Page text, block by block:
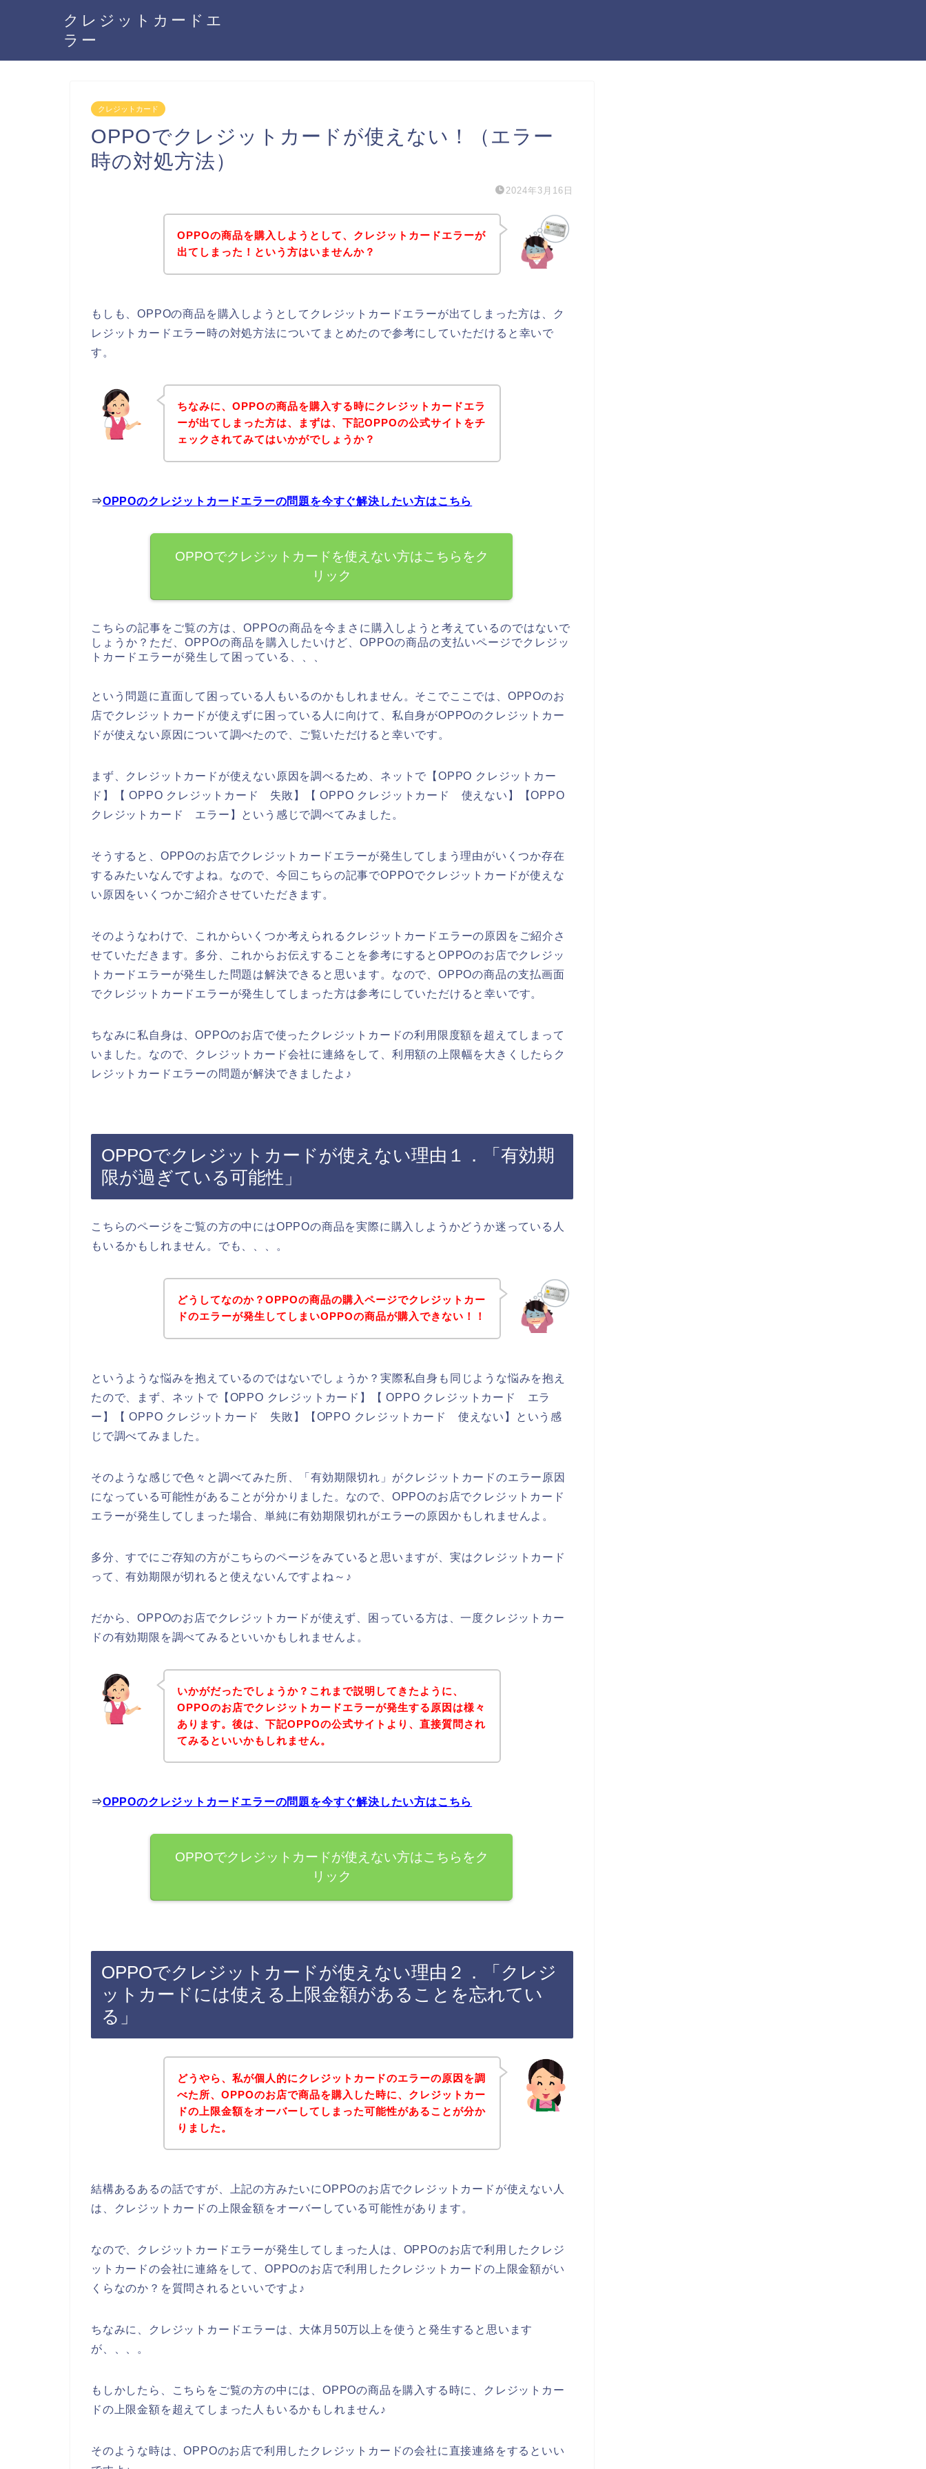
クレジットカードエ
ラー
クレジットカード
OPPOでクレジットカードが使えない！（エラー
時の対処方法）
2024年3月16日
OPPOの商品を購入しようとして、クレジットカードエラーが
出てしまった！という方はいませんか？
もしも、OPPOの商品を購入しようとしてクレジットカードエラーが出てしまった方は、ク
レジットカードエラー時の対処方法についてまとめたので参考にしていただけると幸いで
す。
ちなみに、OPPOの商品を購入する時にクレジットカードエラ
ーが出てしまった方は、まずは、下記OPPOの公式サイトをチ
ェックされてみてはいかがでしょうか？
⇒OPPOのクレジットカードエラーの問題を今すぐ解決したい方はこちら
OPPOでクレジットカードを使えない方はこちらをク
リック
こちらの記事をご覧の方は、OPPOの商品を今まさに購入しようと考えているのではないで
しょうか？ただ、OPPOの商品を購入したいけど、OPPOの商品の支払いページでクレジッ
トカードエラーが発生して困っている、、、
という問題に直面して困っている人もいるのかもしれません。そこでここでは、OPPOのお
店でクレジットカードが使えずに困っている人に向けて、私自身がOPPOのクレジットカー
ドが使えない原因について調べたので、ご覧いただけると幸いです。
まず、クレジットカードが使えない原因を調べるため、ネットで【OPPO クレジットカー
ド】【 OPPO クレジットカード 失敗】【 OPPO クレジットカード 使えない】【OPPO
クレジットカード エラー】という感じで調べてみました。
そうすると、OPPOのお店でクレジットカードエラーが発生してしまう理由がいくつか存在
するみたいなんですよね。なので、今回こちらの記事でOPPOでクレジットカードが使えな
い原因をいくつかご紹介させていただきます。
そのようなわけで、これからいくつか考えられるクレジットカードエラーの原因をご紹介さ
せていただきます。多分、これからお伝えすることを参考にするとOPPOのお店でクレジッ
トカードエラーが発生した問題は解決できると思います。なので、OPPOの商品の支払画面
でクレジットカードエラーが発生してしまった方は参考にしていただけると幸いです。
ちなみに私自身は、OPPOのお店で使ったクレジットカードの利用限度額を超えてしまって
いました。なので、クレジットカード会社に連絡をして、利用額の上限幅を大きくしたらク
レジットカードエラーの問題が解決できましたよ♪
OPPOでクレジットカードが使えない理由１．「有効期
限が過ぎている可能性」
こちらのページをご覧の方の中にはOPPOの商品を実際に購入しようかどうか迷っている人
もいるかもしれません。でも、、、。
どうしてなのか？OPPOの商品の購入ページでクレジットカー
ドのエラーが発生してしまいOPPOの商品が購入できない！！
というような悩みを抱えているのではないでしょうか？実際私自身も同じような悩みを抱え
たので、まず、ネットで【OPPO クレジットカード】【 OPPO クレジットカード エラ
ー】【 OPPO クレジットカード 失敗】【OPPO クレジットカード 使えない】という感
じで調べてみました。
そのような感じで色々と調べてみた所、「有効期限切れ」がクレジットカードのエラー原因
になっている可能性があることが分かりました。なので、OPPOのお店でクレジットカード
エラーが発生してしまった場合、単純に有効期限切れがエラーの原因かもしれませんよ。
多分、すでにご存知の方がこちらのページをみていると思いますが、実はクレジットカード
って、有効期限が切れると使えないんですよね～♪
だから、OPPOのお店でクレジットカードが使えず、困っている方は、一度クレジットカー
ドの有効期限を調べてみるといいかもしれませんよ。
いかがだったでしょうか？これまで説明してきたように、
OPPOのお店でクレジットカードエラーが発生する原因は様々
あります。後は、下記OPPOの公式サイトより、直接質問され
てみるといいかもしれません。
⇒OPPOのクレジットカードエラーの問題を今すぐ解決したい方はこちら
OPPOでクレジットカードが使えない方はこちらをク
リック
OPPOでクレジットカードが使えない理由２．「クレジ
ットカードには使える上限金額があることを忘れてい
る」
どうやら、私が個人的にクレジットカードのエラーの原因を調
べた所、OPPOのお店で商品を購入した時に、クレジットカー
ドの上限金額をオーバーしてしまった可能性があることが分か
りました。
結構あるあるの話ですが、上記の方みたいにOPPOのお店でクレジットカードが使えない人
は、クレジットカードの上限金額をオーバーしている可能性があります。
なので、クレジットカードエラーが発生してしまった人は、OPPOのお店で利用したクレジ
ットカードの会社に連絡をして、OPPOのお店で利用したクレジットカードの上限金額がい
くらなのか？を質問されるといいですよ♪
ちなみに、クレジットカードエラーは、大体月50万以上を使うと発生すると思います
が、、、。
もしかしたら、こちらをご覧の方の中には、OPPOの商品を購入する時に、クレジットカー
ドの上限金額を超えてしまった人もいるかもしれません♪
そのような時は、OPPOのお店で利用したクレジットカードの会社に直接連絡をするといい